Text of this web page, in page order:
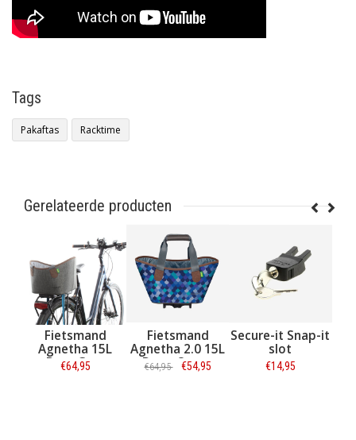
Tags
Pakaftas Racktime
Gerelateerde producten
15L
Fietsmand
Agnetha 2.0 15L
Deep Ocean
€64,95
Secure-it Snap-it
slot
€14,95
Snap-It